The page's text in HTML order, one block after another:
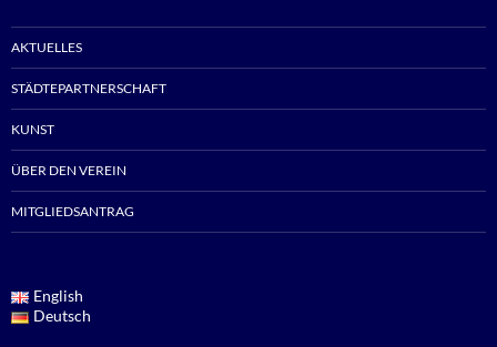
AKTUELLES
STÄDTEPARTNERSCHAFT
KUNST
ÜBER DEN VEREIN
MITGLIEDSANTRAG
English
Deutsch